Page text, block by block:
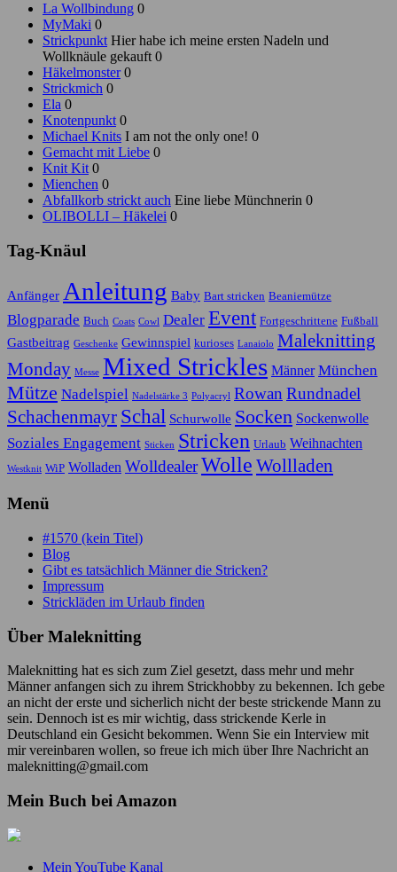
La Wollbindung 0
MyMaki 0
Strickpunkt Hier habe ich meine ersten Nadeln und
Wollknäule gekauft 0
Häkelmonster0
Strickmich 0
Ela 0
Knotenpunkt 0
Michael Knits I am not the only one! 0
Gemacht mit Liebe 0
Knit Kit 0
Mienchen 0
Abfallkorb strickt auch Eine liebe Münchnerin 0
OLIBOLLI – Häkelei 0
Tag-Knäul
Anfänger Anleitung Baby Bart stricken Beaniemütze
Blogparade Buch Coats Cowl Dealer Event Fortgeschrittene Fußball
Gastbeitrag Geschenke Gewinnspiel kurioses Lanaiolo Maleknitting
Monday Messe Mixed Strickles Männer München
Mütze Nadelspiel Nadelstärke 3 Polyacryl Rowan Rundnadel
Schachenmayr Schal Schurwolle Socken Sockenwolle
Soziales Engagement Sticken Stricken Urlaub Weihnachten
Westknit WiP Wolladen WolldealerWolle Wollladen
Menü
#1570 (kein Titel)
Blog
Gibt es tatsächlich Männer die Stricken?
Impressum
Strickläden im Urlaub finden
Über Maleknitting
Maleknitting hat es sich zum Ziel gesetzt, dass mehr und mehr
Männer anfangen sich zu ihrem Strickhobby zu bekennen. Ich gebe
an nicht der erste und sicherlich nicht der beste strickende Mann zu
sein. Dennoch ist es mir wichtig, dass strickende Kerle in
Deutschland ein Gesicht bekommen. Wenn Sie ein Interview mit
mir vereinbaren wollen, so freue ich mich über Ihre Nachricht an
maleknitting@gmail.com
Mein Buch bei Amazon
Mein YouTube Kanal